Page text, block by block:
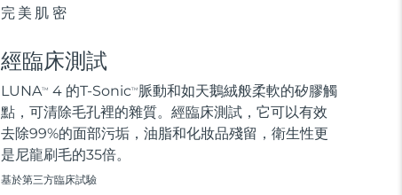
完美肌密
經臨床測試
LUNATM 4 的T-SonicTM 脈動和如天鵝絨般柔軟的矽膠觸
點，可清除毛孔裡的雜質。經臨床測試，它可以有效
去除99%的面部污垢，油脂和化妝品殘留，衛生性更
是尼龍刷毛的35倍。
基於第三方臨床試驗